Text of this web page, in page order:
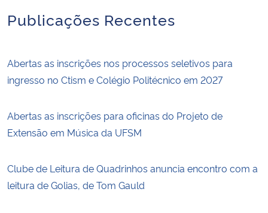
Publicações Recentes
Abertas as inscrições nos processos seletivos para
ingresso no Ctism e Colégio Politécnico em 2027
Abertas as inscrições para oficinas do Projeto de
Extensão em Música da UFSM
Clube de Leitura de Quadrinhos anuncia encontro com a
leitura de Golias, de Tom Gauld